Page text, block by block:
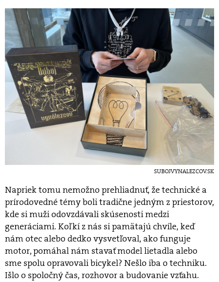
SUBOJVYNALEZCOV.SK
Napriek tomu nemožno prehliadnuť, že technické a
prírodovedné témy boli tradične jedným z priestorov,
kde si muži odovzdávali skúsenosti medzi
generáciami. Koľkí z nás si pamätajú chvíle, keď
nám otec alebo dedko vysvetľoval, ako funguje
motor, pomáhal nám stavať model lietadla alebo
sme spolu opravovali bicykel? Nešlo iba o techniku.
Išlo o spoločný čas, rozhovor a budovanie vzťahu.